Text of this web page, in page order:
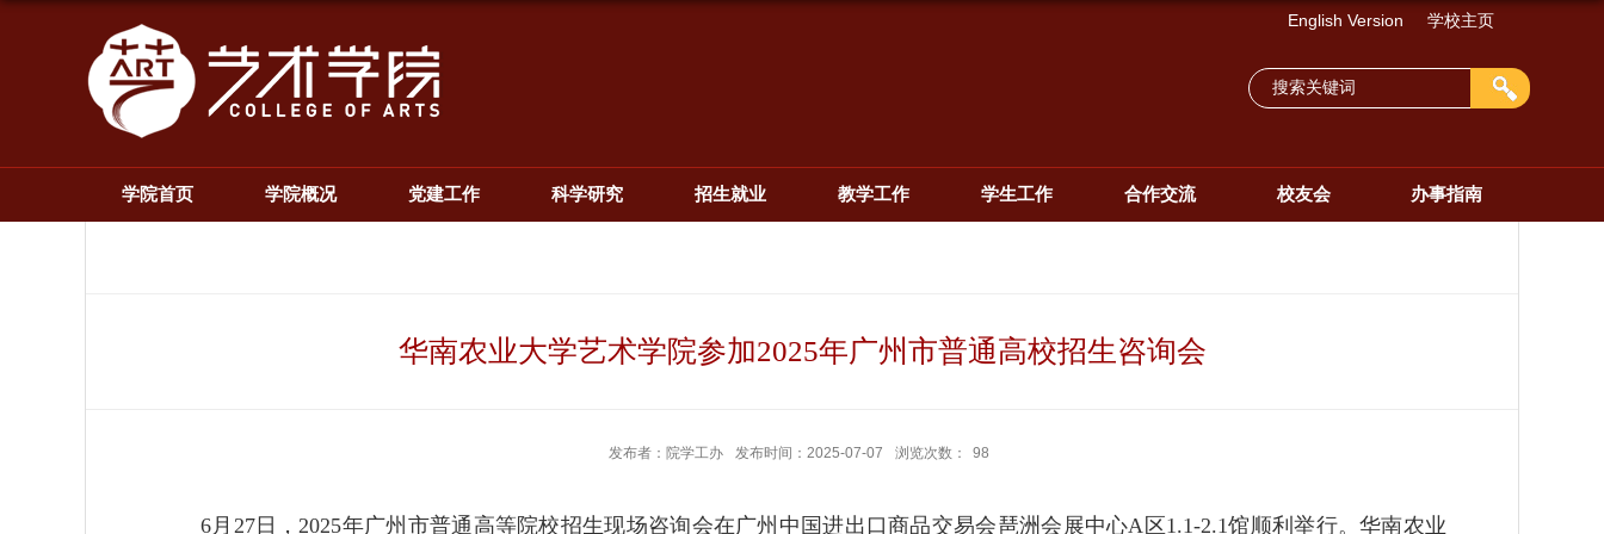
学校主页
English Version
学院首页 学院概况 党建工作 科学研究 招生就业 教学工作 学生工作 合作交流 校友会 办事指南
华南农业大学艺术学院参加2025年广州市普通高校招生咨询会
发布者：院学工办 发布时间：2025-07-07 浏览次数： 98
6月27日，2025年广州市普通高等院校招生现场咨询会在广州中国进出口商品交易会琶洲会展中心A区1.1-2.1馆顺利举行。华南农业